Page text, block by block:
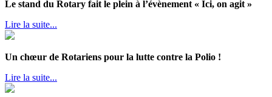
Le stand du Rotary fait le plein à l’évènement « Ici, on agit »
Lire la suite...
Un chœur de Rotariens pour la lutte contre la Polio !
Lire la suite...